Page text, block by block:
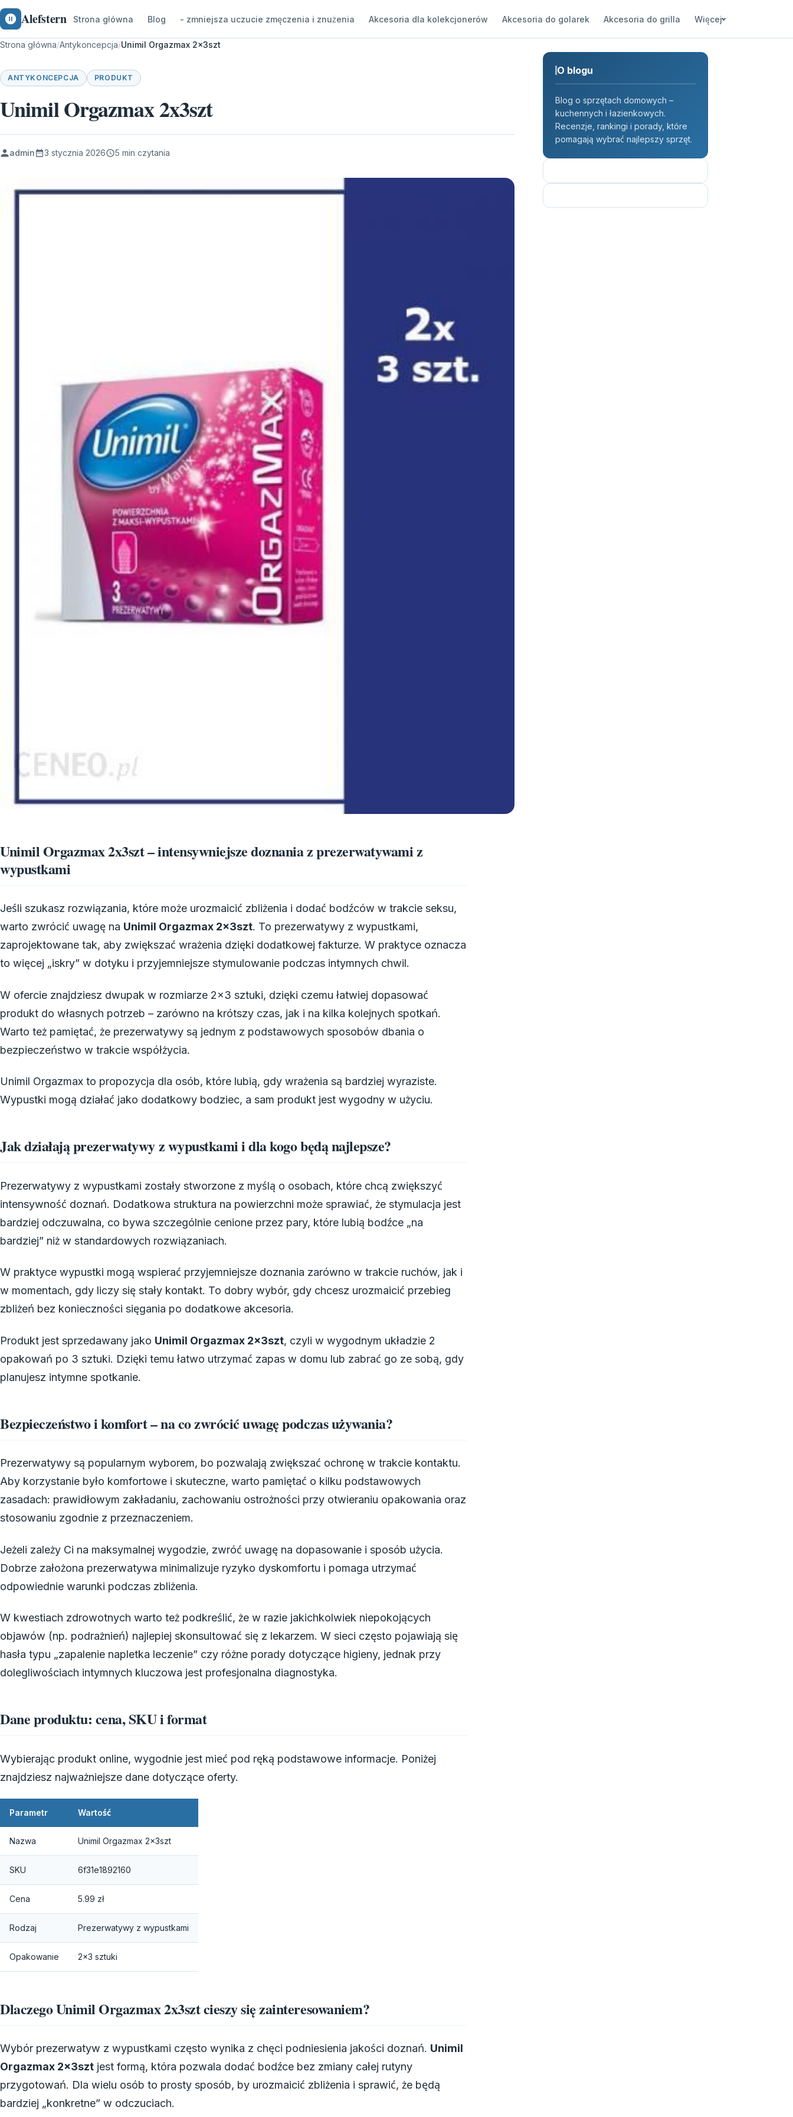
Alefstern Strona główna Blog - zmniejsza uczucie zmęczenia i znużenia Akcesoria dla kolekcjonerów Akcesoria do golarek Akcesoria do grilla Więcej
Strona główna/Antykoncepcja/Unimil Orgazmax 2x3szt
ANTYKONCEPCJA PRODUKT
Unimil Orgazmax 2x3szt
admin 3 stycznia 2026 5 min czytania
Unimil Orgazmax 2x3szt – intensywniejsze doznania z prezerwatywami z
wypustkami
Jeśli szukasz rozwiązania, które może urozmaicić zbliżenia i dodać bodźców w trakcie seksu,
warto zwrócić uwagę na Unimil Orgazmax 2x3szt. To prezerwatywy z wypustkami,
zaprojektowane tak, aby zwiększać wrażenia dzięki dodatkowej fakturze. W praktyce oznacza
to więcej „iskry” w dotyku i przyjemniejsze stymulowanie podczas intymnych chwil.
W ofercie znajdziesz dwupak w rozmiarze 2×3 sztuki, dzięki czemu łatwiej dopasować
produkt do własnych potrzeb – zarówno na krótszy czas, jak i na kilka kolejnych spotkań.
Warto też pamiętać, że prezerwatywy są jednym z podstawowych sposobów dbania o
bezpieczeństwo w trakcie współżycia.
Unimil Orgazmax to propozycja dla osób, które lubią, gdy wrażenia są bardziej wyraziste.
Wypustki mogą działać jako dodatkowy bodziec, a sam produkt jest wygodny w użyciu.
Jak działają prezerwatywy z wypustkami i dla kogo będą najlepsze?
Prezerwatywy z wypustkami zostały stworzone z myślą o osobach, które chcą zwiększyć
intensywność doznań. Dodatkowa struktura na powierzchni może sprawiać, że stymulacja jest
bardziej odczuwalna, co bywa szczególnie cenione przez pary, które lubią bodźce „na
bardziej” niż w standardowych rozwiązaniach.
W praktyce wypustki mogą wspierać przyjemniejsze doznania zarówno w trakcie ruchów, jak i
w momentach, gdy liczy się stały kontakt. To dobry wybór, gdy chcesz urozmaicić przebieg
zbliżeń bez konieczności sięgania po dodatkowe akcesoria.
Produkt jest sprzedawany jako Unimil Orgazmax 2x3szt, czyli w wygodnym układzie 2
opakowań po 3 sztuki. Dzięki temu łatwo utrzymać zapas w domu lub zabrać go ze sobą, gdy
planujesz intymne spotkanie.
Bezpieczeństwo i komfort – na co zwrócić uwagę podczas używania?
Prezerwatywy są popularnym wyborem, bo pozwalają zwiększać ochronę w trakcie kontaktu.
Aby korzystanie było komfortowe i skuteczne, warto pamiętać o kilku podstawowych
zasadach: prawidłowym zakładaniu, zachowaniu ostrożności przy otwieraniu opakowania oraz
stosowaniu zgodnie z przeznaczeniem.
Jeżeli zależy Ci na maksymalnej wygodzie, zwróć uwagę na dopasowanie i sposób użycia.
Dobrze założona prezerwatywa minimalizuje ryzyko dyskomfortu i pomaga utrzymać
odpowiednie warunki podczas zbliżenia.
W kwestiach zdrowotnych warto też podkreślić, że w razie jakichkolwiek niepokojących
objawów (np. podrażnień) najlepiej skonsultować się z lekarzem. W sieci często pojawiają się
hasła typu „zapalenie napletka leczenie” czy różne porady dotyczące higieny, jednak przy
dolegliwościach intymnych kluczowa jest profesjonalna diagnostyka.
Dane produktu: cena, SKU i format
Wybierając produkt online, wygodnie jest mieć pod ręką podstawowe informacje. Poniżej
znajdziesz najważniejsze dane dotyczące oferty.
Parametr Wartość
Nazwa Unimil Orgazmax 2x3szt
SKU 6f31e1892160
Cena 5.99 zł
Rodzaj Prezerwatywy z wypustkami
Opakowanie 2×3 sztuki
Dlaczego Unimil Orgazmax 2x3szt cieszy się zainteresowaniem?
Wybór prezerwatyw z wypustkami często wynika z chęci podniesienia jakości doznań. Unimil
Orgazmax 2x3szt jest formą, która pozwala dodać bodźce bez zmiany całej rutyny
przygotowań. Dla wielu osób to prosty sposób, by urozmaicić zbliżenia i sprawić, że będą
bardziej „konkretne” w odczuciach.
O blogu
Blog o sprzętach domowych –
kuchennych i łazienkowych.
Recenzje, rankingi i porady, które
pomagają wybrać najlepszy sprzęt.